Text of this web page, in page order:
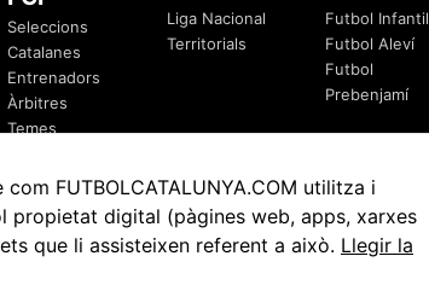
Seleccions
Catalanes
Entrenadors
Àrbitres
Temes
Liga Nacional
Territorials
Futbol Infantil
Futbol Aleví
Futbol
Prebenjamí
Avis Legal Política de Privacitat Política de Cookies
FUTBOLCATALUNYA.COM utilitza i
propietat digital (pàgines web, apps, xarxes
que li assisteixen referent a això. Llegir la